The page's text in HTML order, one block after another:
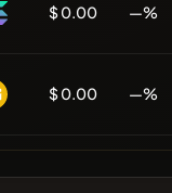
$ 0.00 —%
$ 0.00 —%